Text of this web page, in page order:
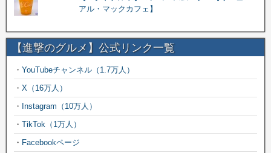
アル・マックカフェ】
【進撃のグルメ】公式リンク一覧
・ YouTubeチャンネル（1.7万人）
・ X（16万人）
・ Instagram（10万人）
・ TikTok（1万人）
・ Facebookページ